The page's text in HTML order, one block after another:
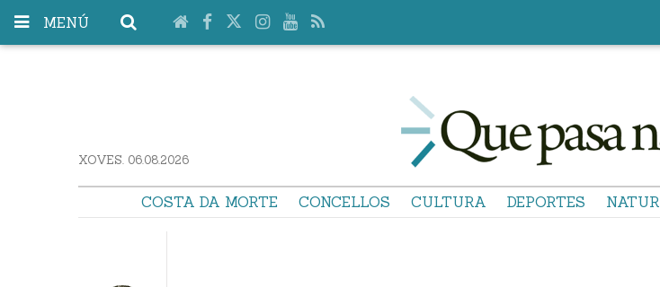
MENÚ
XOVES. 06.08.2026
COSTA DA MORTE CONCELLOS CULTURA DEPORTES